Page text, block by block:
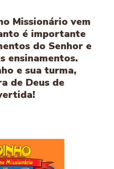
Missionário vem
é importante
do Senhor e
ensinamentos.
e sua turma,
de Deus de